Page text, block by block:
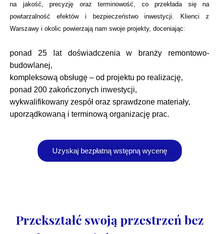
na jakość, precyzję oraz terminowość, co przekłada się na
powtarzalność efektów i bezpieczeństwo inwestycji. Klienci z
Warszawy i okolic powierzają nam swoje projekty, doceniając:
ponad 25 lat doświadczenia w branży remontowo-
budowlanej,
kompleksową obsługę – od projektu po realizację,
ponad 200 zakończonych inwestycji,
wykwalifikowany zespół oraz sprawdzone materiały,
uporządkowaną i terminową organizację prac.
Uzyskaj bezpłatną wstępną wycenę
Przekształć swoją przestrzeń bez